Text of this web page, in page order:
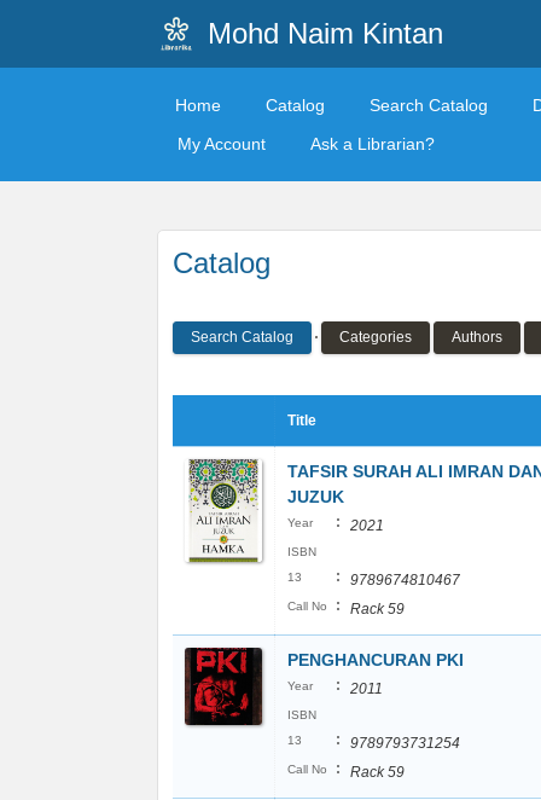
Mohd Naim Kintan
Home Catalog Search Catalog
My Account
Ask a Librarian?
Catalog
Search Catalog Categories Authors
Title
TAFSIR SURAH ALI IMRAN
JUZUK
Year : 2021
ISBN
13
: 9789674810467
Call No : Rack 59
PENGHANCURAN PKI
Year : 2011
ISBN
13
: 9789793731254
Call No : Rack 59